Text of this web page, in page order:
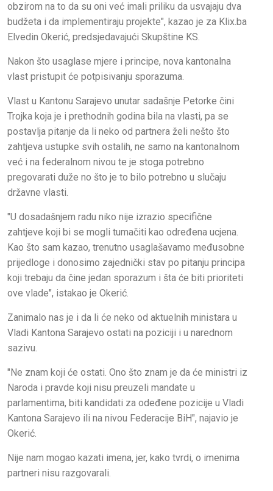
obzirom na to da su oni već imali priliku da usvajaju dva
budžeta i da implementiraju projekte", kazao je za Klix.ba
Elvedin Okerić, predsjedavajući Skupštine KS.
Nakon što usaglase mjere i principe, nova kantonalna
vlast pristupit će potpisivanju sporazuma.
Vlast u Kantonu Sarajevo unutar sadašnje Petorke čini
Trojka koja je i prethodnih godina bila na vlasti, pa se
postavlja pitanje da li neko od partnera želi nešto što
zahtjeva ustupke svih ostalih, ne samo na kantonalnom
već i na federalnom nivou te je stoga potrebno
pregovarati duže no što je to bilo potrebno u slučaju
državne vlasti.
"U dosadašnjem radu niko nije izrazio specifične
zahtjeve koji bi se mogli tumačiti kao određena ucjena.
Kao što sam kazao, trenutno usaglašavamo međusobne
prijedloge i donosimo zajednički stav po pitanju principa
koji trebaju da čine jedan sporazum i šta će biti prioriteti
ove vlade", istakao je Okerić.
Zanimalo nas je i da li će neko od aktuelnih ministara u
Vladi Kantona Sarajevo ostati na poziciji i u narednom
sazivu.
"Ne znam koji će ostati. Ono što znam je da će ministri iz
Naroda i pravde koji nisu preuzeli mandate u
parlamentima, biti kandidati za odeđene pozicije u Vladi
Kantona Sarajevo ili na nivou Federacije BiH", najavio je
Okerić.
Nije nam mogao kazati imena, jer, kako tvrdi, o imenima
partneri nisu razgovarali.